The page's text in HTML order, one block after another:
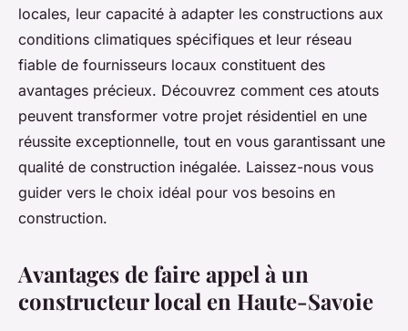
locales, leur capacité à adapter les constructions aux
conditions climatiques spécifiques et leur réseau
fiable de fournisseurs locaux constituent des
avantages précieux. Découvrez comment ces atouts
peuvent transformer votre projet résidentiel en une
réussite exceptionnelle, tout en vous garantissant une
qualité de construction inégalée. Laissez-nous vous
guider vers le choix idéal pour vos besoins en
construction.
Avantages de faire appel à un
constructeur local en Haute-Savoie